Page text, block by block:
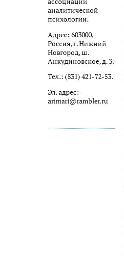
аналитической
психологии.
Адрес: 603000,
Россия, г. Нижний
Новгород, ш.
Анкудиновское, д. 3.
Тел.: (831) 421-72-53.
Эл. адрес:
arimari@rambler.ru